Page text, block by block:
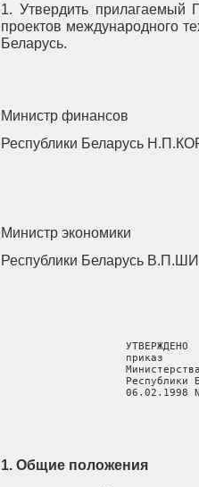
1. Утвердить прилагаемый
проектов международного
Беларусь.
Министр финансов
Республики Беларусь
Министр экономики
Республики Беларусь
УТВЕРЖДЕНО
приказ
Республики
06.02.1998
1. Общие положения